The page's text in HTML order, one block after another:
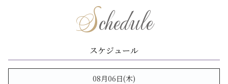
Schedule
08月06日(木)